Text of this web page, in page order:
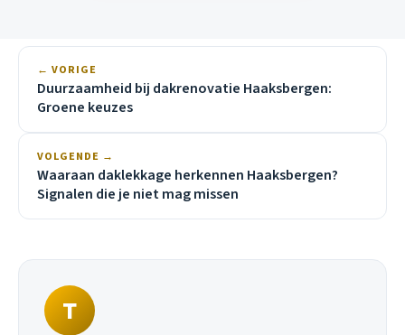
← VORIGE
Duurzaamheid bij dakrenovatie Haaksbergen:
Groene keuzes
VOLGENDE →
Waaraan daklekkage herkennen Haaksbergen?
Signalen die je niet mag missen
T